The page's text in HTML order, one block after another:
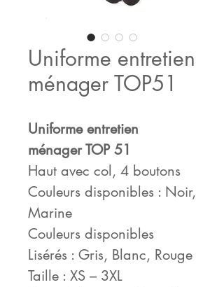
Uniforme entretien
ménager TOP51
Uniforme entretien
ménager TOP 51
Haut avec col, 4 boutons
Couleurs disponibles : Noir,
Marine
Couleurs disponibles
Lisérés : Gris, Blanc, Rouge
Taille : XS – 3XL